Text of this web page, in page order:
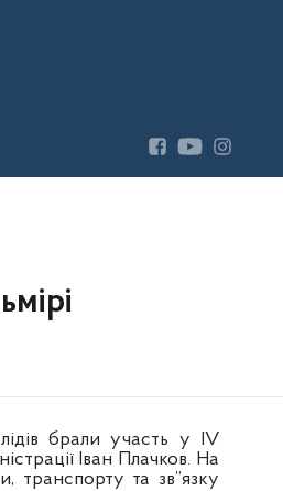
брали участь у IV
Іван Плачков. На
транспорту та зв”язку